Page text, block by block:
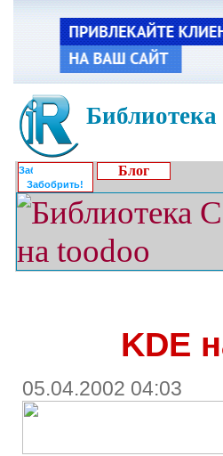
Забобрить!
Блог
KDE
05.04.2002 04:03